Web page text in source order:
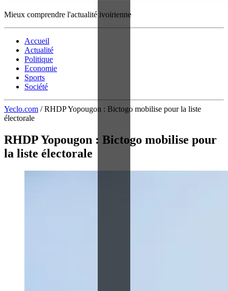
Mieux comprendre l'actualité ivoirienne
Accueil
Actualité
Politique
Economie
Sports
Société
Yeclo.com / RHDP Yopougon : Bictogo mobilise pour la liste
électorale
RHDP Yopougon : Bictogo mobilise pour
la liste électorale